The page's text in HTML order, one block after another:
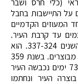
(כלי חרס ושבר
על התיישבות בחבל
המעוזים הקדמיים
עד קרבת העיר.
הקיסר קונסטנטין II מבצר את העיר בין השנים 337-324. הוא
בונה חומה היקפית ובה 4 שערים ומגדלים מבוצרים. בשנת 359
הצבא הפרסי צר על העיר וכובשה. לאחר 73 ימים נכבשה העיר
העיר ונחתמו